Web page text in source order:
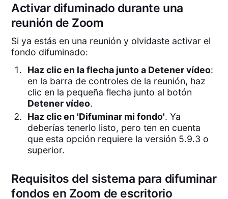
Activar difuminado durante una
reunión de Zoom
Si ya estás en una reunión y olvidaste activar el
fondo difuminado:
Haz clic en la flecha junto a Detener vídeo:
en la barra de controles de la reunión, haz
clic en la pequeña flecha junto al botón
Detener vídeo.
Haz clic en 'Difuminar mi fondo'. Ya
deberías tenerlo listo, pero ten en cuenta
que esta opción requiere la versión 5.9.3 o
superior.
Requisitos del sistema para difuminar
fondos en Zoom de escritorio